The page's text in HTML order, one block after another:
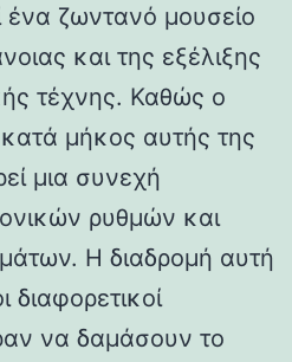
ένα ζωντανό μουσείο
και της εξέλιξης
τέχνης. Καθώς ο
κατά μήκος αυτής της
μια συνεχή
ρυθμών και
Η διαδρομή αυτή
να δαμάσουν το